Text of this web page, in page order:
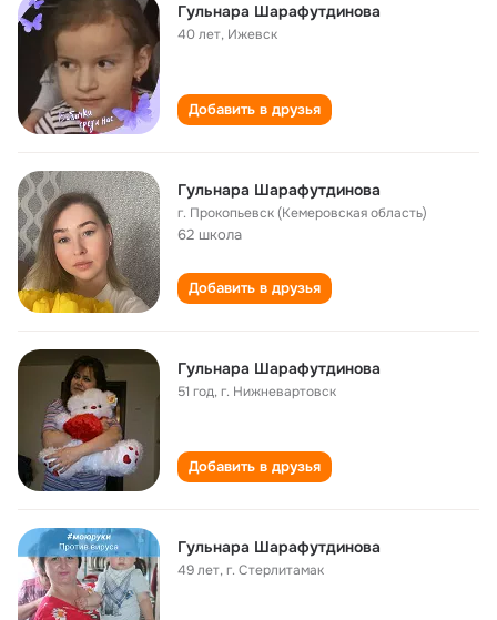
Гульнара Шарафутдинова
40 лет, Ижевск
Добавить в друзья
Гульнара Шарафутдинова
г. Прокопьевск (Кемеровская область)
62 школа
Добавить в друзья
Гульнара Шарафутдинова
51 год,г. Нижневартовск
Добавить в друзья
Гульнара Шарафутдинова
49 лет,г. Стерлитамак